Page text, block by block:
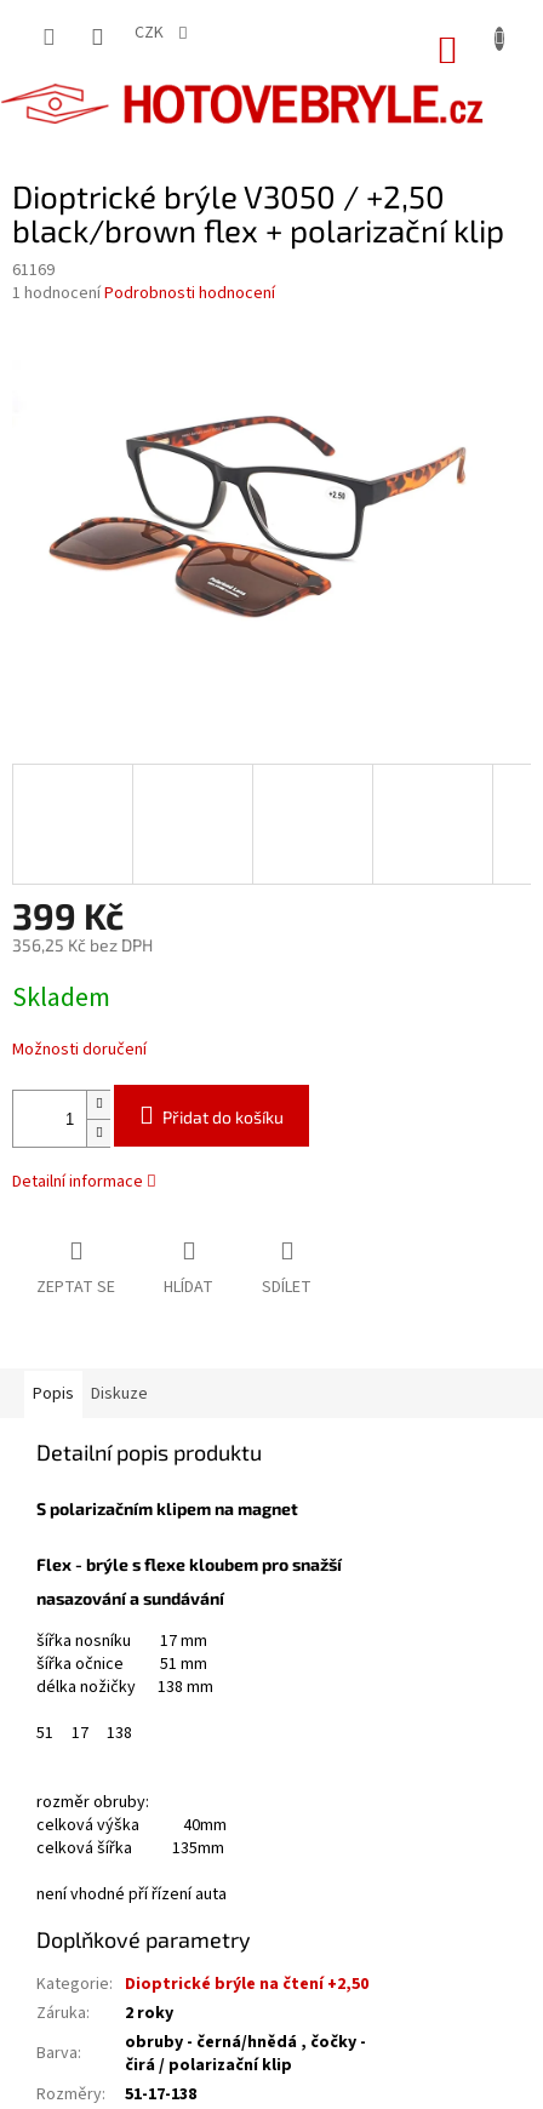
CZK
Dioptrické brýle V3050 / +2,50
black/brown flex + polarizační klip
61169
Průměrné
1 hodnoceníPodrobnosti hodnocení
399 Kč
356,25 Kč bez DPH
cena:
Skladem
Možnosti doručení
Přidat do košíku
Detailní informace
ZEPTAT SE HLÍDAT SDÍLET
Popis Diskuze
Detailní popis produktu
S polarizačním klipem na magnet
Flex - brýle s flexe kloubem pro snažší
nasazování a sundávání
šířka nosníku 17 mm
šířka očnice 51 mm
délka nožičky 138 mm
51
17 138
rozměr obruby:
celková výška 40mm
celková šířka 135mm
není vhodné pří řízení auta
Doplňkové parametry
Kategorie: Dioptrické brýle na čtení +2,50
Záruka:
2 roky
Barva:
obruby - černá/hnědá , čočky -
čirá / polarizační klip
Rozměry: 51-17-138